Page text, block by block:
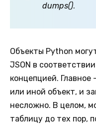
dumps().
Объекты Python
JSON в
концепцией. Главное
или иной объект, и
несложно. В целом,
таблицу до тех пор,